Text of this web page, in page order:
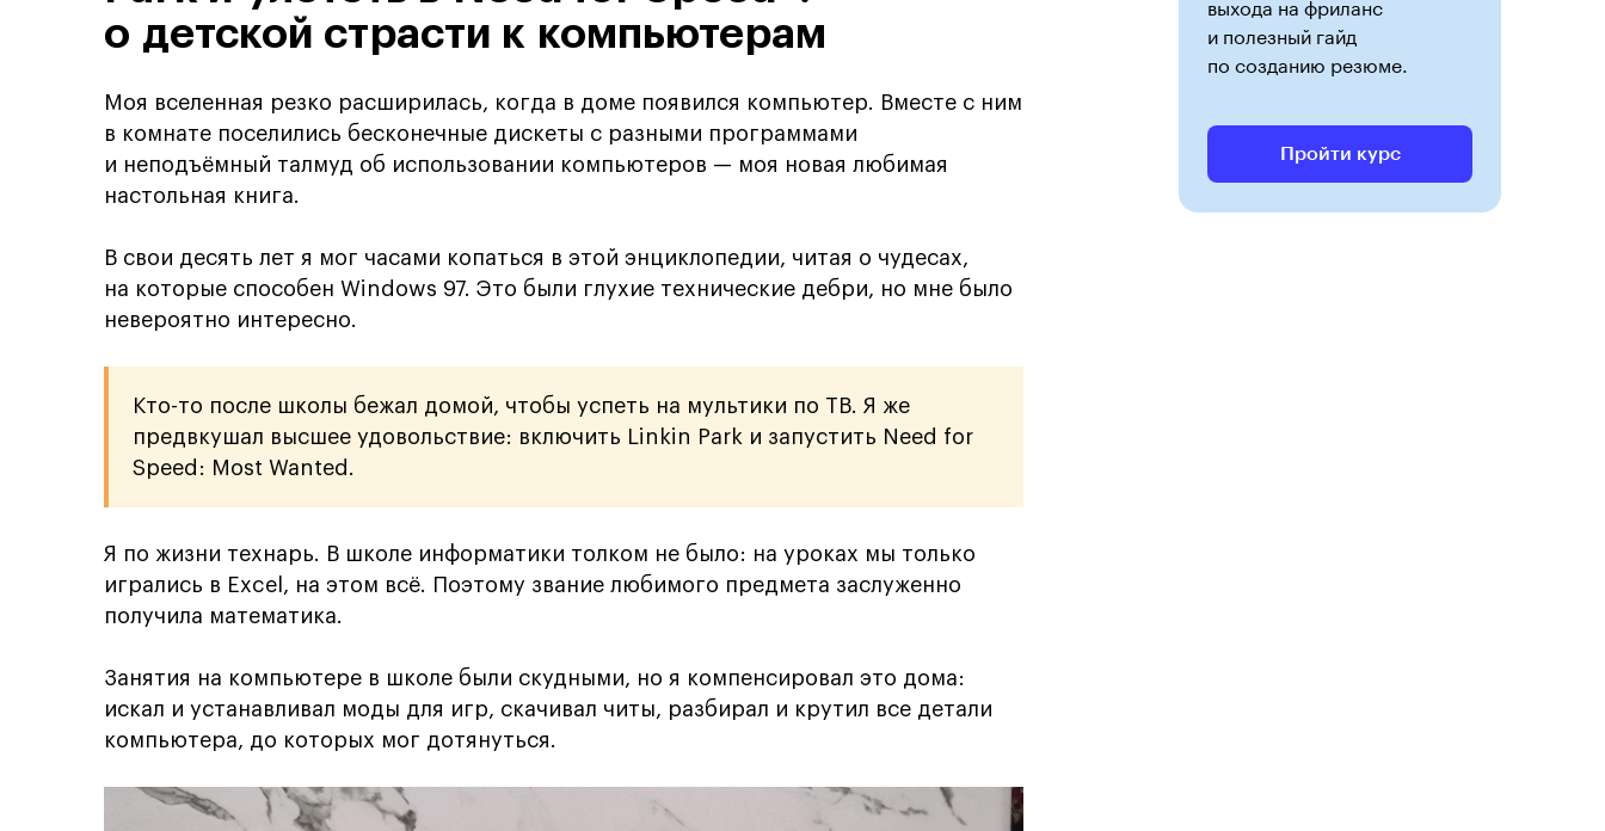
и полезный гайд
по созданию резюме.
Пройти курс
о детской страсти к компьютерам
Моя вселенная резко расширилась, когда в доме появился компьютер. Вместе с ним
в комнате поселились бесконечные дискеты с разными программами
и неподъёмный талмуд об использовании компьютеров — моя новая любимая
настольная книга.
В свои десять лет я мог часами копаться в этой энциклопедии, читая о чудесах,
на которые способен Windows 97. Это были глухие технические дебри, но мне было
невероятно интересно.
Кто-то после школы бежал домой, чтобы успеть на мультики по ТВ. Я же
предвкушал высшее удовольствие: включить Linkin Park и запустить Need for
Speed: Most Wanted.
Я по жизни технарь. В школе информатики толком не было: на уроках мы только
игрались в Excel, на этом всё. Поэтому звание любимого предмета заслуженно
получила математика.
Занятия на компьютере в школе были скудными, но я компенсировал это дома:
искал и устанавливал моды для игр, скачивал читы, разбирал и крутил все детали
компьютера, до которых мог дотянуться.